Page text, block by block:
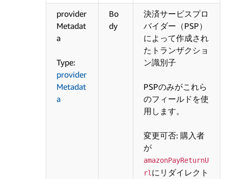
provider
Metadat
a
Type:
provider
Metadat
a
Bo
dy
決済サービスプロ
バイダー（PSP）
によって作成され
たトランザクショ
ン識別子
PSPのみがこれら
のフィールドを使
用します。
変更可否: 購入者
が
amazonPayReturnU
rl にリダイレクト